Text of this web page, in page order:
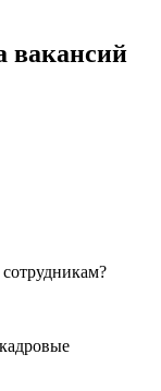
вакансий